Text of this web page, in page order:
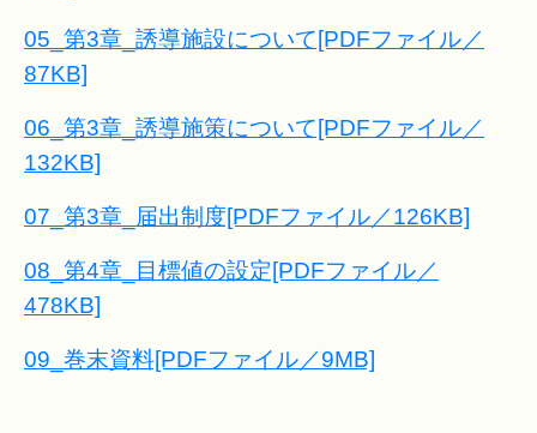
05_第3章_誘導施設について[PDFファイル／
87KB]
06_第3章_誘導施策について[PDFファイル／
132KB]
07_第3章_届出制度[PDFファイル／126KB]
08_第4章_目標値の設定[PDFファイル／
478KB]
09_巻末資料[PDFファイル／9MB]